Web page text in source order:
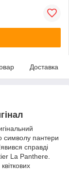
Доставка
символу пантери
справді
La Panthere.